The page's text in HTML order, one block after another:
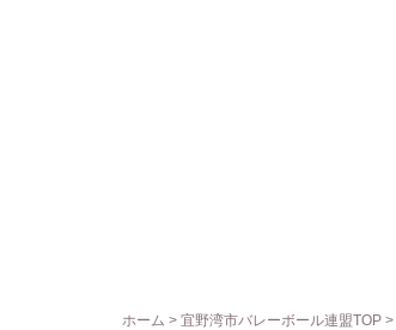
ホーム > 宜野湾市バレーボール連盟TOP >